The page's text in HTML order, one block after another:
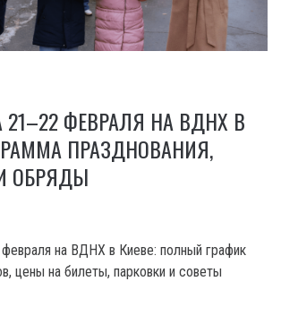
ФЕВРАЛЯ НА ВДНХ В
ПРАЗДНОВАНИЯ,
ОБРЯДЫ
на ВДНХ в Киеве: полный график
цены на билеты, парковки и советы